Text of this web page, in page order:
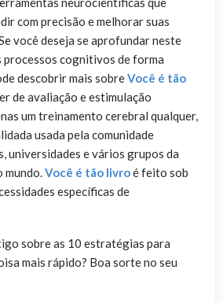
com precisão e melhorar suas
você deseja se aprofundar neste
processos cognitivos de forma
descobrir mais sobreVocê é tão
de avaliação e estimulação
um treinamento cerebral qualquer,
usada pela comunidade
universidades e vários grupos da
mundo.Você é tão livroé feito sob
específicas de
sobre as 10 estratégias para
mais rápido? Boa sorte no seu